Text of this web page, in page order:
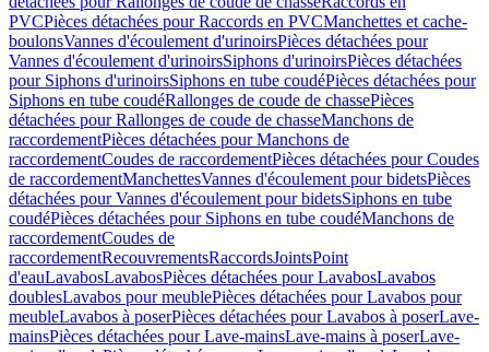
PVCPièces détachées pour Raccords en PVCManchettes et cache-
boulonsVannes d'écoulement d'urinoirsPièces détachées pour
Vannes d'écoulement d'urinoirsSiphons d'urinoirsPièces détachées
pour Siphons d'urinoirsSiphons en tube coudéPièces détachées pour
Siphons en tube coudéRallonges de coude de chassePièces
détachées pour Rallonges de coude de chasseManchons de
raccordementPièces détachées pour Manchons de
raccordementCoudes de raccordementPièces détachées pour Coudes
de raccordementManchettesVannes d'écoulement pour bidetsPièces
détachées pour Vannes d'écoulement pour bidetsSiphons en tube
coudéPièces détachées pour Siphons en tube coudéManchons de
raccordementCoudes de
raccordementRecouvrementsRaccordsJointsPoint
d'eauLavabosLavabosPièces détachées pour LavabosLavabos
doublesLavabos pour meublePièces détachées pour Lavabos pour
meubleLavabos à poserPièces détachées pour Lavabos à poserLave-
mainsPièces détachées pour Lave-mainsLave-mains à poserLave-